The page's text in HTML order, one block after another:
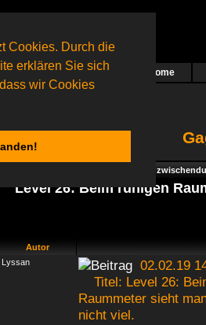
Cookies. Durch die
erklären Sie sich
wir Cookies
ist in Arbeit Home
und 73 Gäste)
Specials - Für
Level 26: Beim ruhigen
Autor
Lyssan
02.02.19
Titel: Level 26:
Raummeter sieht
nicht viel.